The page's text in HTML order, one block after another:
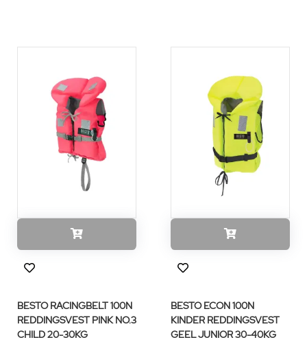
BESTO RACINGBELT 100N
REDDINGSVEST PINK NO.3
CHILD 20-30KG
BESTO ECON 100N
KINDER REDDINGSVEST
GEEL JUNIOR 30-40KG